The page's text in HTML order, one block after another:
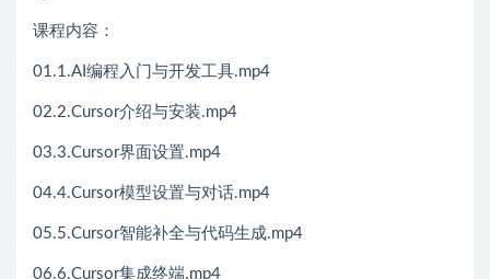
课程内容：
01.1.AI编程入门与开发工具.mp4
02.2.Cursor介绍与安装.mp4
03.3.Cursor界面设置.mp4
04.4.Cursor模型设置与对话.mp4
05.5.Cursor智能补全与代码生成.mp4
06.6.Cursor集成终端.mp4